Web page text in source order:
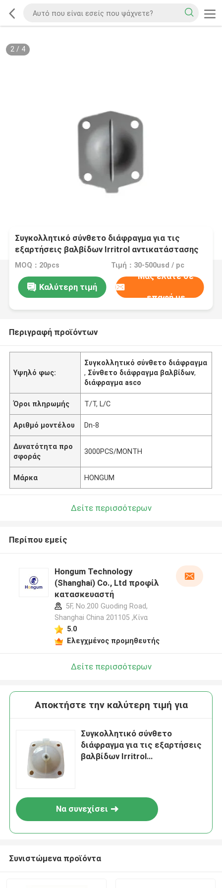
2/ 4
Συγκολλητικό σύνθετο διάφραγμα για τις
εξαρτήσεις βαλβίδων Irritrol αντικατάστασης
Asco
MOQ：20pcs Τιμή：30-500usd / pc
Καλύτερη τιμή
Μας ελάτε σε
επαφή με
Περιγραφή προϊόντων
Υψηλό φως:
Συγκολλητικό σύνθετο διάφραγμα
, Σύνθετο διάφραγμα βαλβίδων,
διάφραγμα asco
Όροι πληρωμής T/T, L/C
Αριθμό μοντέλου Dn-8
Δυνατότητα προ
σφοράς
3000PCS/MONTH
Μάρκα HONGUM
Δείτε περισσότερων
Περίπου εμείς
Hongum Technology
(Shanghai) Co., Ltd προφίλ
κατασκευαστή
5F, No.200 Guoding Road,
Shanghai China 201105 ,Κίνα
5.0
Ελεγχμένος προμηθευτής
Δείτε περισσότερων
Αποκτήστε την καλύτερη τιμή για
Συγκολλητικό σύνθετο
διάφραγμα για τις εξαρτήσεις
βαλβίδων Irritrol
Να συνεχίσει
Συνιστώμενα προϊόντα